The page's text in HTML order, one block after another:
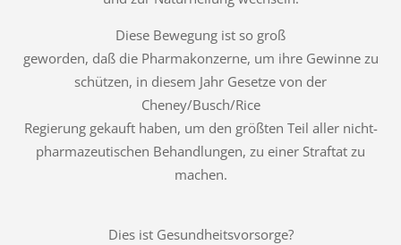
Diese Bewegung ist so groß
geworden, daß die Pharmakonzerne, um ihre Gewinne zu
schützen, in diesem Jahr Gesetze von der
Cheney/Busch/Rice
Regierung gekauft haben, um den größten Teil aller nicht-
pharmazeutischen Behandlungen, zu einer Straftat zu
machen.
Dies ist Gesundheitsvorsorge?